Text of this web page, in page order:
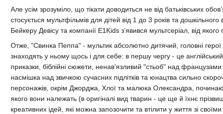
Але усім зрозуміло, що тікати доводиться не від батьківських
стосується мультфільмів для дітей від 1 до 3 років та
Бейкеру Девісу та компанії E1Kids з’явився мультсеріал, від
Отже, "Свинка Пеппа" - мультик абсолютно дитячий, головні герої
знаходять у ньому щось і для себе: в першу чергу - це англійський
приказки, біблійні сюжети, ненав’язливий "стьоб" над французами
насмішка над звичкою сучасних підлітків та юнацтва сильно
персонажів, окрім Джорджа, Хлої та малюка Олександра,
якого вони належать (в оригіналі вид тварин - це ще й їхнє
креативних ідей, які можна запозочити та втілити у життя зі